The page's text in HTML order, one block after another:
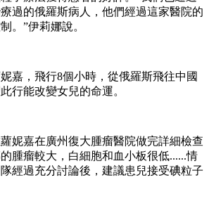
過的俄羅斯病人，他們經過這家醫院的
。”伊莉娜說。
嘉，飛行8個小時，從俄羅斯飛往中國
行能改變女兒的命運。
妮嘉在廣州復大腫瘤醫院做完詳細檢查
腫瘤較大，白細胞和血小板很低......情
經過充分討論後，建議患兒接受碘粒子